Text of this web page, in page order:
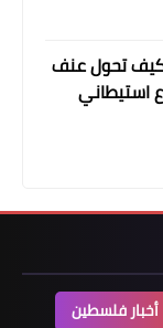
لبنان*
كيف تحول عنف
استيطاني
أخبار فلسطين